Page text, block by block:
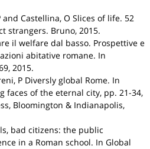
and Castellina, O Slices of life. 52
strangers. Bruno, 2015.
il welfare dal basso. Prospettive e
abitative romane. In
2015.
P Diversly global Rome. In
faces of the eternal city, pp. 21-34,
, Bloomington & Indianapolis,
bad citizens: the public
in a Roman school. In Global